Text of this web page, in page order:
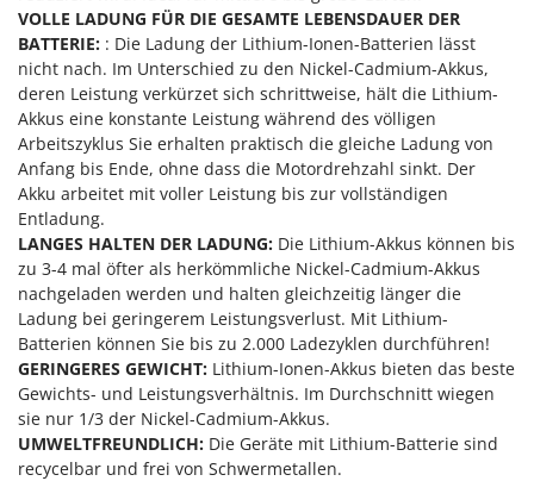
W
Wasserpumpen
Wasserpumpen für Traktoren
Wein- und Obstpressen
Wein- und Ölschichtenfilter
Weitere Produkte
Wiesenwalzen für Traktor
Wippsägen
Wurstfüller
Z
Zerstäuber
Zinkeneggen
Zubehör für Rasentraktoren
Komo
L
Laica
Lampacrescia - MGM
Landxcape
LAR Casalinghi
Lavor
Linea VZ
Lisam
Lotusgrill
M
M.A.I.BO.
Macom
VOLLE LADUNG FÜR DIE GESAMTE LEBENSDAUER DER
BATTERIE: : Die Ladung der Lithium-Ionen-Batterien lässt
nicht nach. Im Unterschied zu den Nickel-Cadmium-Akkus,
deren Leistung verkürzet sich schrittweise, hält die Lithium-
Akkus eine konstante Leistung während des völligen
Arbeitszyklus Sie erhalten praktisch die gleiche Ladung von
Anfang bis Ende, ohne dass die Motordrehzahl sinkt. Der
Akku arbeitet mit voller Leistung bis zur vollständigen
Entladung.
LANGES HALTEN DER LADUNG: Die Lithium-Akkus können bis
zu 3-4 mal öfter als herkömmliche Nickel-Cadmium-Akkus
nachgeladen werden und halten gleichzeitig länger die
Ladung bei geringerem Leistungsverlust. Mit Lithium-
Batterien können Sie bis zu 2.000 Ladezyklen durchführen!
GERINGERES GEWICHT: Lithium-Ionen-Akkus bieten das beste
Gewichts- und Leistungsverhältnis. Im Durchschnitt wiegen
sie nur 1/3 der Nickel-Cadmium-Akkus.
UMWELTFREUNDLICH: Die Geräte mit Lithium-Batterie sind
recycelbar und frei von Schwermetallen.